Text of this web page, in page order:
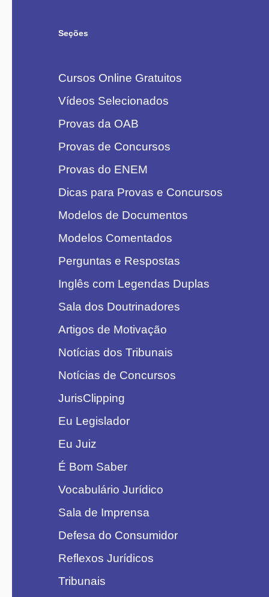
Seções
Cursos Online Gratuitos
Vídeos Selecionados
Provas da OAB
Provas de Concursos
Provas do ENEM
Dicas para Provas e Concursos
Modelos de Documentos
Modelos Comentados
Perguntas e Respostas
Inglês com Legendas Duplas
Sala dos Doutrinadores
Artigos de Motivação
Notícias dos Tribunais
Notícias de Concursos
JurisClipping
Eu Legislador
Eu Juiz
É Bom Saber
Vocabulário Jurídico
Sala de Imprensa
Defesa do Consumidor
Reflexos Jurídicos
Tribunais